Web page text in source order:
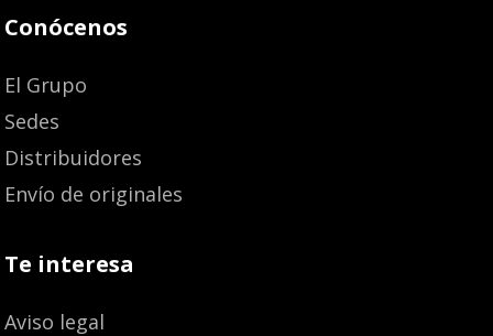
Conócenos
El Grupo
Sedes
Distribuidores
Envío de originales
Te interesa
Aviso legal